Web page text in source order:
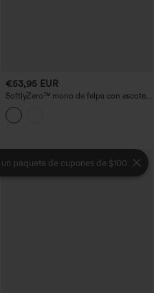
paquete de cupones de $100
€53,95 EUR
SoftlyZero™ mono de felpa con escote
barco, sujetador incorporado, malla a
contraste, mangas cortas y bolsillos —
Edición Easy Peezy